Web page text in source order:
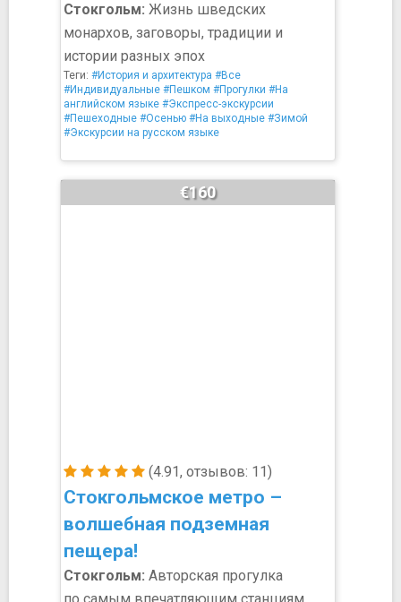
Стокгольм: Жизнь шведских
монархов, заговоры, традиции и
истории разных эпох
Теги: #История и архитектура #Все
#Индивидуальные #Пешком #Прогулки #На
английском языке #Экспресс-экскурсии
#Пешеходные #Осенью #На выходные #Зимой
#Экскурсии на русском языке
(4.91, отзывов: 11)
Стокгольмское метро –
волшебная подземная
пещера!
€160
Стокгольм: Авторская прогулка